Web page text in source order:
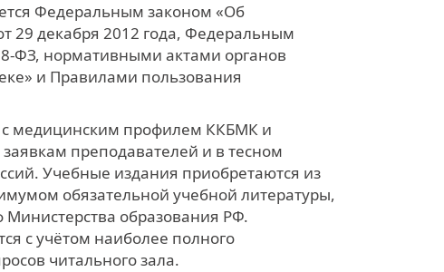
Федеральным законом «Об
29 декабря 2012 года, Федеральным
ФЗ, нормативными актами органов
и Правилами пользования
с медицинским профилем ККБМК и
преподавателей и в тесном
Учебные издания приобретаются из
обязательной учебной литературы,
образования РФ.
с учётом наиболее полного
читального зала.